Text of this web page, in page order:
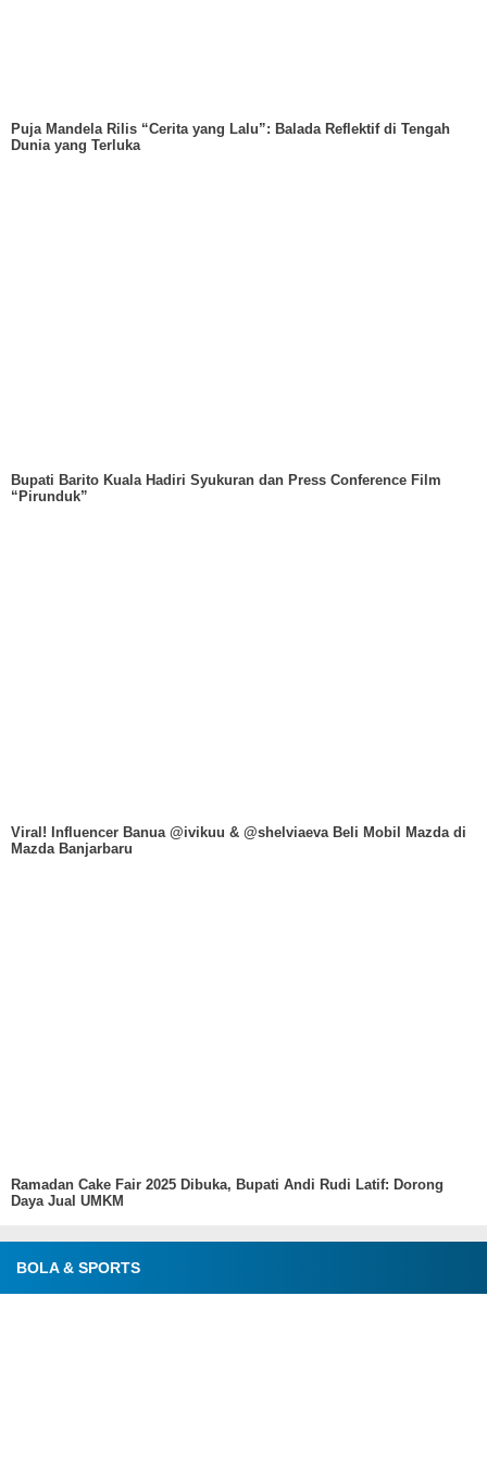
Puja Mandela Rilis “Cerita yang Lalu”: Balada Reflektif di Tengah
Dunia yang Terluka
Bupati Barito Kuala Hadiri Syukuran dan Press Conference Film
“Pirunduk”
Viral! Influencer Banua @ivikuu & @shelviaeva Beli Mobil Mazda di
Mazda Banjarbaru
Ramadan Cake Fair 2025 Dibuka, Bupati Andi Rudi Latif: Dorong
Daya Jual UMKM
BOLA & SPORTS